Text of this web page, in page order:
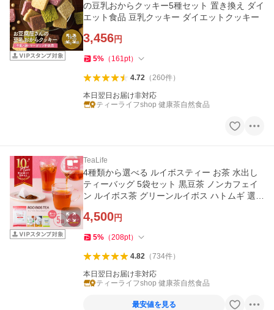
の豆乳おからクッキー5種セット 置き換え ダイ
エット食品 豆乳クッキー ダイエットクッキー
3,456円
5% （ 161pt）
4.72（260件）
本日翌日お届け非対応
ティーライフshop 健康茶自然食品
TeaLife
4種類から選べる ルイボスティー お茶 水出し
ティーバッグ 5袋セット 黒豆茶 ノンカフェイ
ン ルイボス茶 グリーンルイボス ハトムギ 選べ
4,500円
5% （208pt）
4.82（734件）
本日翌日お届け非対応
ティーライフshop 健康茶自然食品
最安値を見る